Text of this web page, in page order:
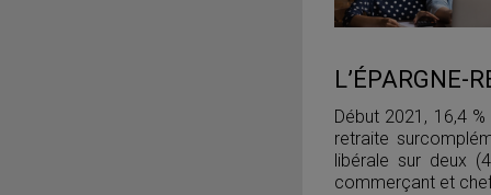
L’ÉPARGNE-
Début 2021, 16,4
retraite
libérale sur deux
commerçant et chef